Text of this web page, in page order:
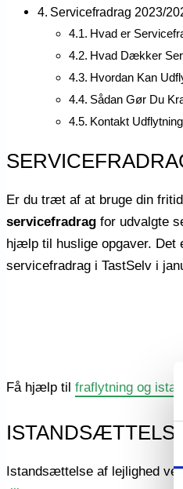
Servicefradrag 2023/
Hvad er
Hvad Dækker
Hvordan Kan
Sådan Gør Du
Kontakt
Er du træt af at bruge din
servicefradrag for udvalgte
hjælp til huslige opgaver. Det
servicefradrag i TastSelv i
Få hjælp til fraflytning og
Istandsættelse af lejlighed